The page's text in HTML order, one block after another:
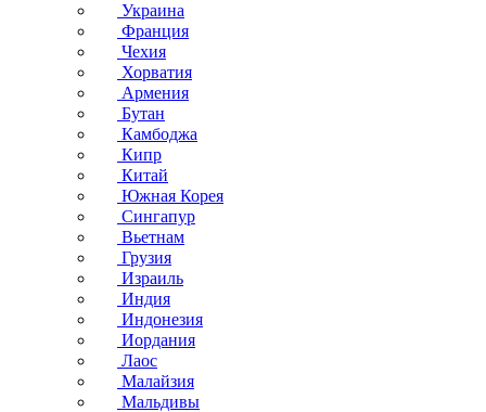
Украина
Франция
Чехия
Хорватия
Армения
Бутан
Камбоджа
Кипр
Китай
Южная Корея
Сингапур
Вьетнам
Грузия
Израиль
Индия
Индонезия
Иордания
Лаос
Малайзия
Мальдивы